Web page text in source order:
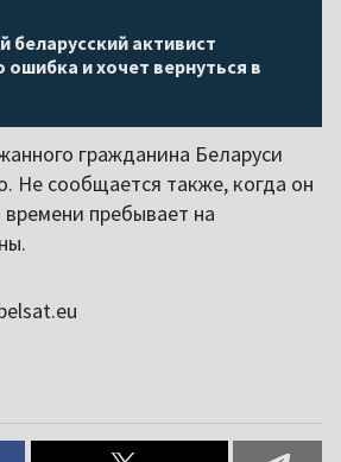
активист
ошибка и хочет вернуться в
гражданина Беларуси
Не сообщается также, когда он
пребывает на